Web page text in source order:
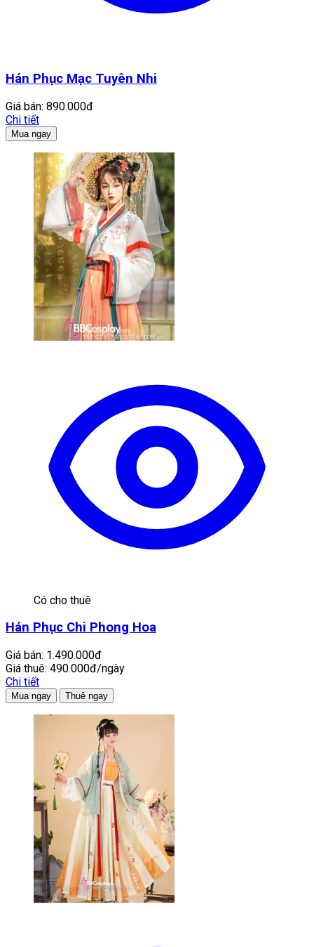
Hán Phục Mạc Tuyên Nhi
Giá bán: 890.000đ
Chi tiết
Mua ngay
Có cho thuê
Hán Phục Chi Phong Hoa
Giá bán: 1.490.000đ
Giá thuê: 490.000đ/ngày
Chi tiết
Mua ngay Thuê ngay